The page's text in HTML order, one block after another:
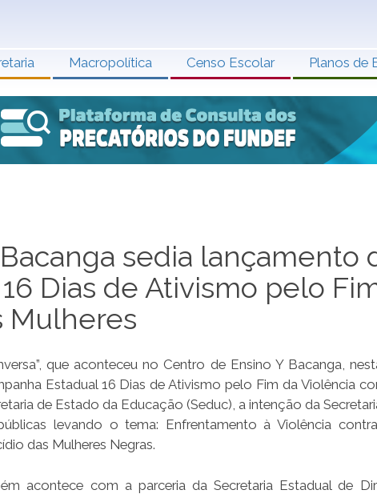
Macropolítica Censo Escolar Planos de
sedia lançamento
Dias de Ativismo pelo
Mulheres
que aconteceu no Centro de Ensino Y Bacanga,
Estadual 16 Dias de Ativismo pelo Fim da Violência
de Estado da Educação (Seduc), a intenção da
levando o tema: Enfrentamento à Violência
das Mulheres Negras.
acontece com a parceria da Secretaria Estadual de